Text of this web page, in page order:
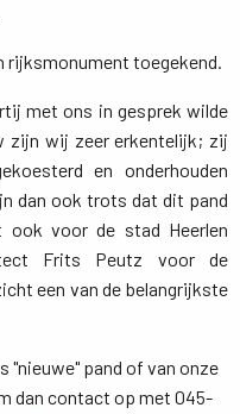
rijksmonument toegekend.
met ons in gesprek wilde
zijn wij zeer erkentelijk; zij
en onderhouden
dan ook trots dat dit pand
ook voor de stad Heerlen
Frits Peutz voor de
een van de belangrijkste
"nieuwe" pand of van onze
dan contact op met 045-